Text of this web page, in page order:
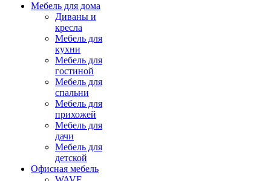
Мебель для дома
Диваны и
кресла
Мебель для
кухни
Мебель для
гостиной
Мебель для
спальни
Мебель для
прихожей
Мебель для
дачи
Мебель для
детской
Офисная мебель